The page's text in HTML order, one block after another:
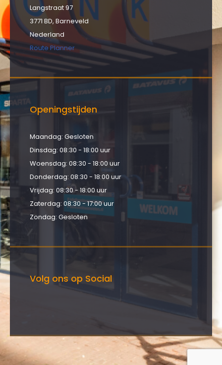
Langstraat 97
3771 BD, Barneveld
Nederland
Route Planner
Openingstijden
Maandag: Gesloten
Dinsdag: 08:30 - 18:00 uur
Woensdag: 08:30 - 18:00 uur
Donderdag: 08:30 - 18:00 uur
Vrijdag: 08:30 - 18:00 uur
Zaterdag: 08:30 - 17:00 uur
Zondag: Gesloten
Volg ons op Social